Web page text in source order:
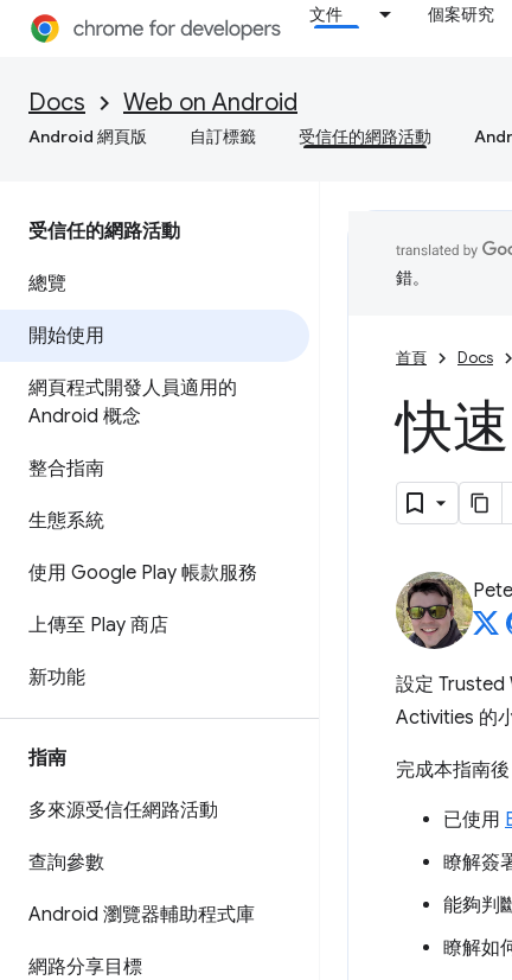
文件 個案研究
Docs Web on Android
Android 網頁版 自訂標籤 受信任的網路活動
受信任的網路活動
總覽
開始使用
網頁程式開發人員適用的
Android 概念
整合指南
生態系統
使用 Google Play 帳款服務
上傳至 Play 商店
新功能
指南
多來源受信任網路活動
查詢參數
Android 瀏覽器輔助程式庫
網路分享目標
錯。
首頁 Docs
快
設定 Trusted
Activities 的
完成本指南後
已使用
瞭解簽
能夠判
瞭解如